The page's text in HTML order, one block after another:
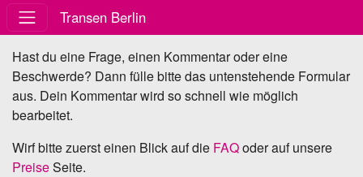
Transen Berlin
Hast du eine Frage, einen Kommentar oder eine
Beschwerde? Dann fülle bitte das untenstehende Formular
aus. Dein Kommentar wird so schnell wie möglich
bearbeitet.
Wirf bitte zuerst einen Blick auf die FAQoder auf unsere
PreiseSeite.